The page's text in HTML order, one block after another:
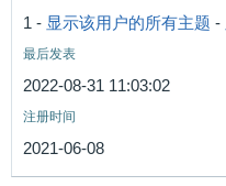
1 - 显示该用户的所有主题 -
最后发表
2022-08-31 11:03:02
注册时间
2021-06-08